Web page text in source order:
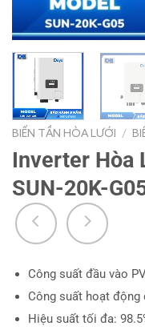
BIẾN TẦN HÒA LƯỚI /
Inverter Hòa
SUN-20K-
Công suất đầu vào
Công suất hoạt động
Hiệu suất tối đa: